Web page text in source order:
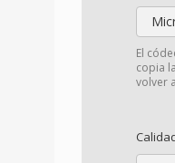
El
copia
volver